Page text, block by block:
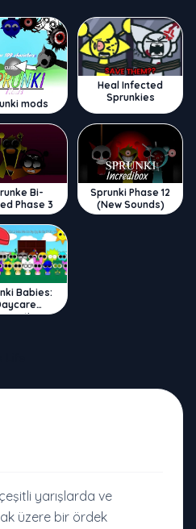
mods
Heal Infected
Sprunkies
Bi-
Phase 3
Sprunki Phase 12
(New Sounds)
Babies:
yarışlarda ve
üzere bir ördek